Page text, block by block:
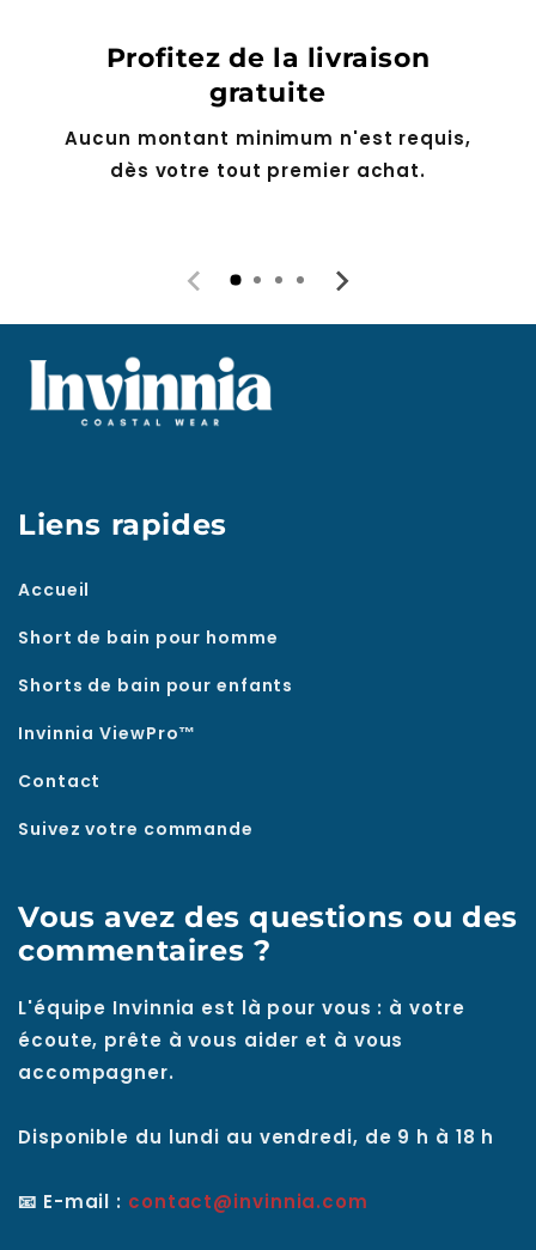
Profitez de la livraison
gratuite
Aucun montant minimum n'est requis,
dès votre tout premier achat.
Liens rapides
Accueil
Short de bain pour homme
Shorts de bain pour enfants
Invinnia ViewPro™
Contact
Suivez votre commande
Vous avez des questions ou des
commentaires ?
L'équipe Invinnia est là pour vous : à votre
écoute, prête à vous aider et à vous
accompagner.
Disponible du lundi au vendredi, de 9 h à 18 h
📧 E-mail : contact@invinnia.com